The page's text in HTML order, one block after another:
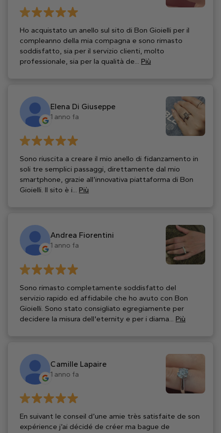
Ho acquistato un anello sul sito di Bon Gioielli per il
compleanno della mia compagna e sono rimasto
soddisfatto, sia per il servizio clienti, molto
professionale, sia per la qualità de... Più
Elena Di Giuseppe
1 anno fa
Sono riuscita a creare il mio anello di fidanzamento in
soli tre semplici passaggi, direttamente dal mio
smartphone, grazie all’innovativa piattaforma di Bon
Gioielli. Il sito è i... Più
Andrea Fiorentini
1 anno fa
Sono rimasto completamente soddisfatto del
servizio rapido ed affidabile che ho avuto con Bon
Gioielli. Sono stato consigliato egregiamente per
decidere la misura dell'eternity e per i diama... Più
Camille Lapaire
1 anno fa
En suivant le conseil d’une amie très satisfaite de son
expérience j’ai décidé de créer ma bague de